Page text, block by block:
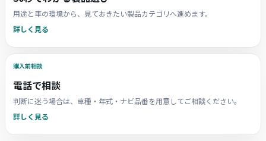
用途と車の環境から、見ておきたい製品カテゴリへ進めます。
詳しく見る
購入前相談
電話で相談
判断に迷う場合は、車種・年式・ナビ品番を用意してご相談ください。
詳しく見る